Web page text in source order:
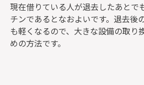
現在借りている人が退去したあとで
チンであるとなおよいです。退去後
も軽くなるので、大きな設備の取り
めの方法です。